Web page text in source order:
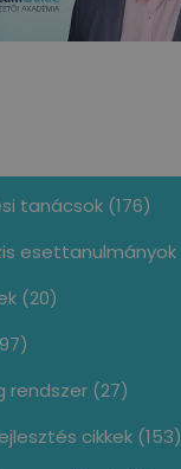
tanácsok (176)
esettanulmányok
(20)
rendszer (27)
cikkek (153)